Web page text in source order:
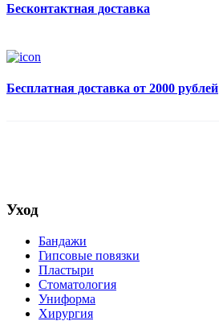
Бесконтактная доставка
Бесплатная доставка от 2000 рублей
Уход
Бандажи
Гипсовые повязки
Пластыри
Стоматология
Униформа
Хирургия